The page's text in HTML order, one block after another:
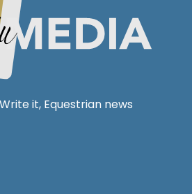
it, Equestrian news